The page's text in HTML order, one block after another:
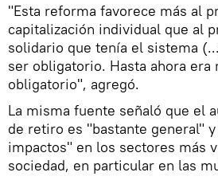
"Esta reforma favorece más al
capitalización individual que al
solidario que tenía el sistema
ser obligatorio. Hasta ahora era
obligatorio", agregó.
La misma fuente señaló que el
de retiro es "bastante general"
impactos" en los sectores más
sociedad, en particular en las